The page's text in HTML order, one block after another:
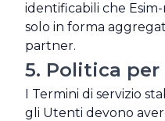
identificabili che
solo in forma
partner.
5. Politica
I Termini di servizio
gli Utenti devono